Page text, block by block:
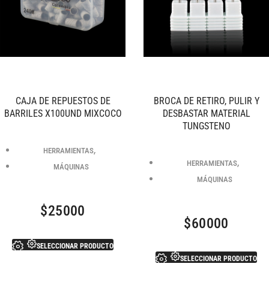
CAJA DE REPUESTOS DE
BARRILES X100UND MIXCOCO
HERRAMIENTAS,
MÁQUINAS
$25000
SELECCIONAR PRODUCTO
BROCA DE RETIRO, PULIR Y
DESBASTAR MATERIAL
TUNGSTENO
HERRAMIENTAS,
MÁQUINAS
$60000
SELECCIONAR PRODUCTO